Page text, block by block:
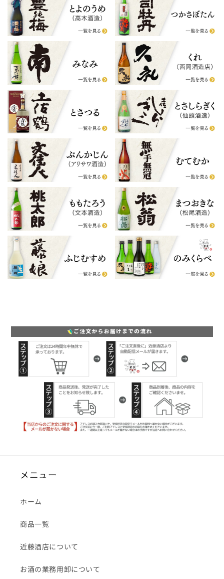
メニュー
ホーム
商品一覧
近藤酒店について
お酒の業務用卸について